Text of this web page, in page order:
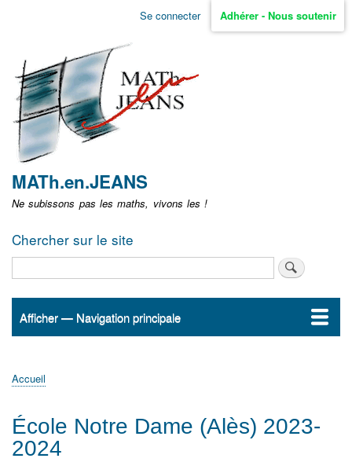
Aller
non
identifié
Se connecter Adhérer - Nous soutenir
MATh.en.JEANS
Ne subissons pas les maths, vivons les !
Chercher sur le site
Navigation
Afficher — Navigation principale
Accueil
ActualitésMATh.en.JEANS ?
Régions et Ateliers
Créer, gérer un atelier
Sujets/Publications
Congrès
d'Ariane
Accueil
École Notre Dame (Alès) 2023-
2024